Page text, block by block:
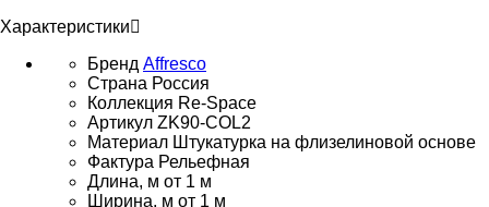
Характеристики
Бренд Affresco
Страна Россия
Коллекция Re-Space
Артикул ZK90-COL2
Материал Штукатурка на флизелиновой основе
Фактура Рельефная
Длина, м от 1 м
Ширина, м от 1 м